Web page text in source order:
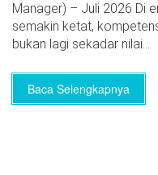
Manager) – Juli 2026 Di
semakin ketat,
bukan lagi sekadar nilai...
Baca Selengkapnya